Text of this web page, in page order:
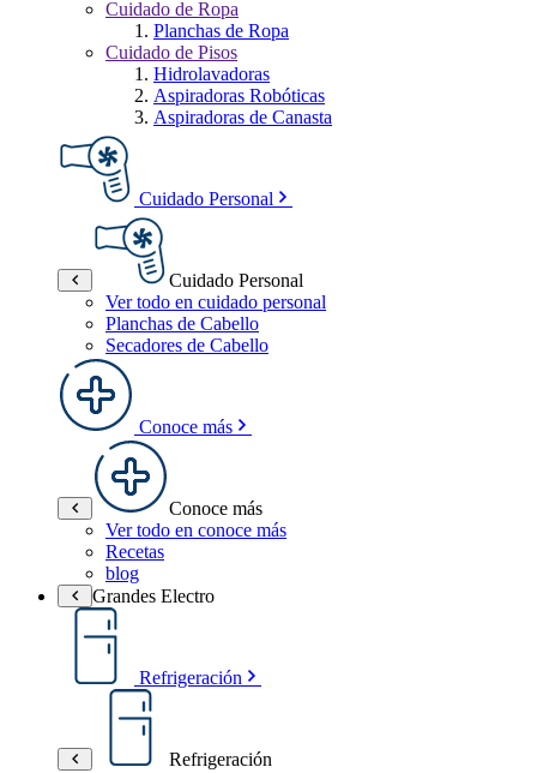
Cuidado de Ropa
Planchas de Ropa
Cuidado de Pisos
Hidrolavadoras
Aspiradoras Robóticas
Aspiradoras de Canasta
Cuidado Personal
Cuidado Personal
Ver todo en cuidado personal
Planchas de Cabello
Secadores de Cabello
Conoce más
Conoce más
Ver todo en conoce más
Recetas
blog
Grandes Electro
Refrigeración
Refrigeración